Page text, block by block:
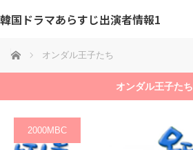
韓国ドラマあらすじ出演者情報1
ホーム オンダル王子たち
オンダル王子たち
2000MBC